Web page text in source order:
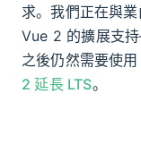
求。我們正在與
Vue 2 的擴展支
之後仍然需要使
2 延長 LTS。